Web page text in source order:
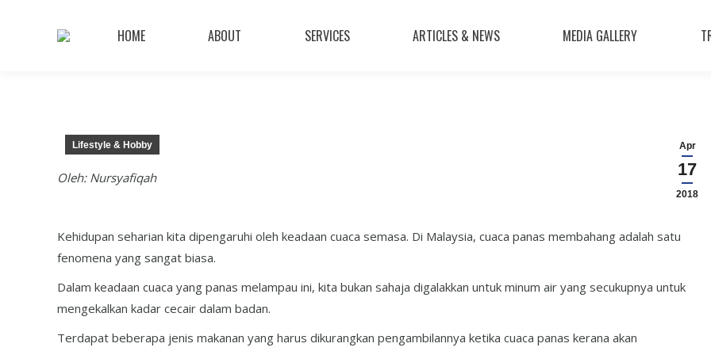
HOME ABOUT SERVICES ARTICLES & NEWS MEDIA GALLERY
Apr
17
2018
Lifestyle & Hobby
Oleh: Nursyafiqah
Kehidupan seharian kita dipengaruhi oleh keadaan cuaca semasa. Di Malaysia, cuaca panas membahang adalah satu
fenomena yang sangat biasa.
Dalam keadaan cuaca yang panas melampau ini, kita bukan sahaja digalakkan untuk minum air yang secukupnya untuk
mengekalkan kadar cecair dalam badan.
Terdapat beberapa jenis makanan yang harus dikurangkan pengambilannya ketika cuaca panas kerana akan